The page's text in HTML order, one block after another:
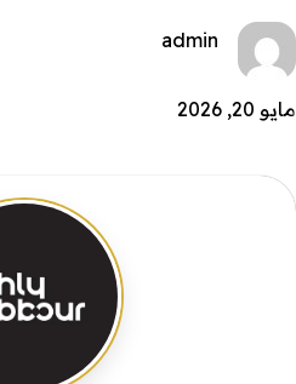
admin
مايو 20, 2026